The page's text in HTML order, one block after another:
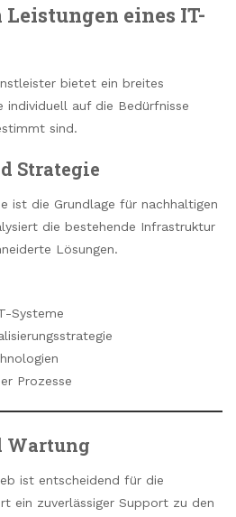
eines IT-
bietet ein breites
individuell auf die Bedürfnisse
sind.
Strategie
ist die Grundlage für nachhaltigen
die bestehende Infrastruktur
Lösungen.
Systeme
Prozesse
Wartung
ist entscheidend für die
ein zuverlässiger Support zu den